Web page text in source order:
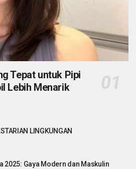
Tepat untuk Pipi
Lebih Menarik
LINGKUNGAN
2025: Gaya Modern dan Maskulin